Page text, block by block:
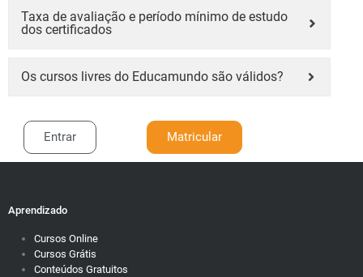
Taxa de avaliação e período mínimo de estudo
dos certificados
Os cursos livres do Educamundo são válidos?
Entrar Matricular
Aprendizado
Cursos Online
Cursos Grátis
Conteúdos Gratuitos